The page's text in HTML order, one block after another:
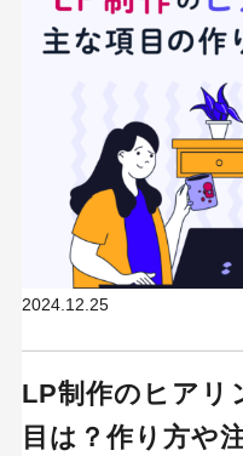
調査レポート
2024.12.25
LP制作のヒアリ
目は？作り方や